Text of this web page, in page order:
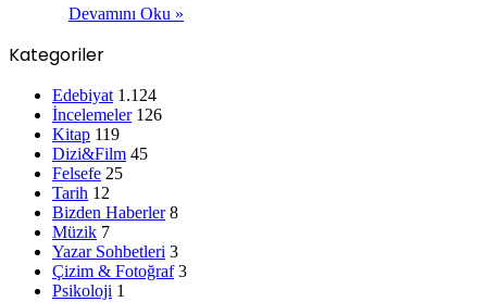
Devamını Oku »
Kategoriler
Edebiyat 1.124
İncelemeler 126
Kitap 119
Dizi&Film 45
Felsefe 25
Tarih 12
Bizden Haberler 8
Müzik 7
Yazar Sohbetleri 3
Çizim & Fotoğraf 3
Psikoloji 1